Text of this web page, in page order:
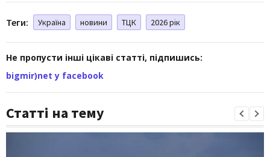
Теги: Україна новини ТЦК 2026 рік
Не пропусти інші цікаві статті, підпишись:
bigmir)net у facebook
Статті на тему